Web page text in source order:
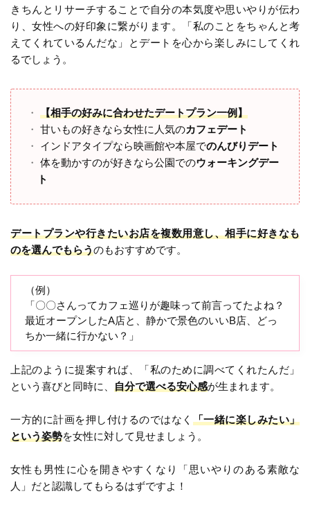
きちんとリサーチすることで自分の本気度や思いやりが伝わ
り、女性への好印象に繋がります。「私のことをちゃんと考
えてくれているんだな」とデートを心から楽しみにしてくれ
るでしょう。
【相手の好みに合わせたデートプラン一例】
甘いもの好きなら女性に人気のカフェデート
インドアタイプなら映画館や本屋でのんびりデート
体を動かすのが好きなら公園でのウォーキングデー
ト
デートプランや行きたいお店を複数用意し、相手に好きなも
のを選んでもらうのもおすすめです。
（例）
「〇〇さんってカフェ巡りが趣味って前言ってたよね？
最近オープンしたA店と、静かで景色のいいB店、どっ
ちか一緒に行かない？」
上記のように提案すれば、「私のために調べてくれたんだ」
という喜びと同時に、 自分で選べる安心感が生まれます。
一方的に計画を押し付けるのではなく 「一緒に楽しみたい」
という姿勢を女性に対して見せましょう。
女性も男性に心を開きやすくなり「思いやりのある素敵な
人」だと認識してもらるはずですよ！